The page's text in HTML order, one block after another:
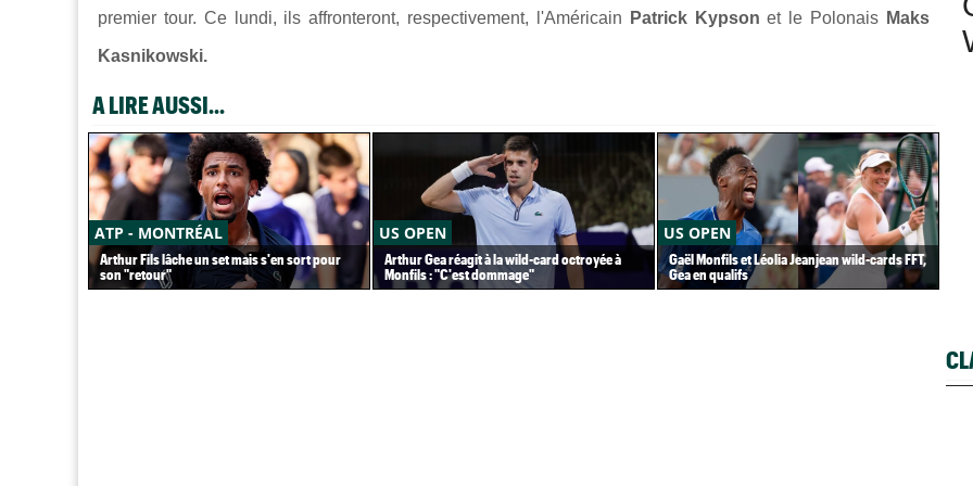
premier tour. Ce lundi, ils affronteront, respectivement, l'Américain Patrick Kypson et le Polonais Maks
Kasnikowski.
A LIRE AUSSI...
ATP - MONTRÉAL
Arthur Fils lâche un set mais s'en sort pour
son "retour"
US OPEN
Arthur Gea réagit à la wild-card octroyée à
Monfils : "C'est dommage"
US OPEN
Gaël Monfils et Léolia Jeanjean wild-cards FFT,
Gea en qualifs